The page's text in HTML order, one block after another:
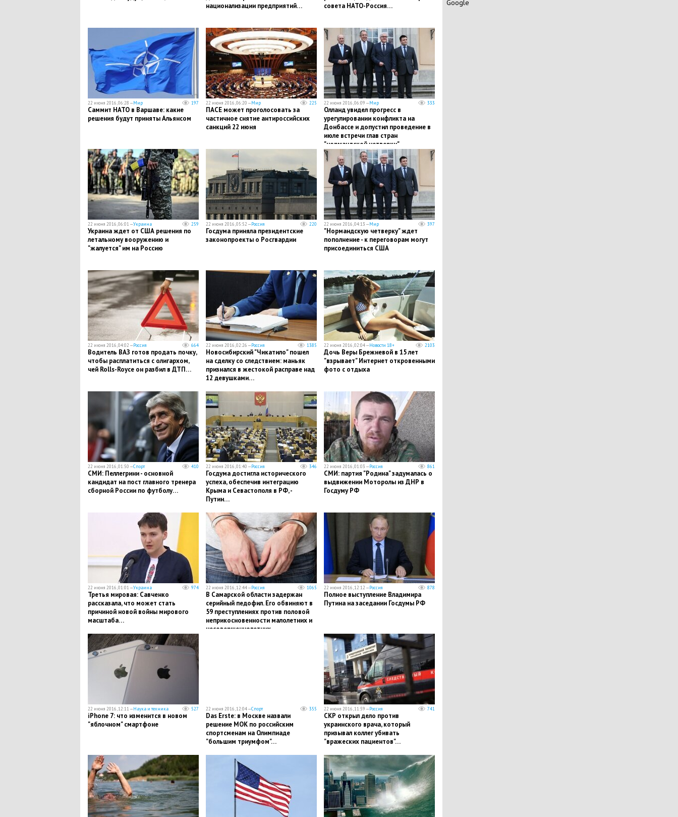
национализации предприятий…
совета НАТО-Россия…
22 июня 2016, 06:28 —Мир 197
Саммит НАТО в Варшаве: какие
решения будут приняты Альянсом
22 июня 2016, 06:20 —Мир 225
ПАСЕ может проголосовать за
частичное снятие антироссийских
санкций 22 июня
22 июня 2016, 06:09 —Мир 333
Олланд увидел прогресс в
урегулировании конфликта на
Донбассе и допустил проведение в
июле встречи глав стран
"нормандской четверки"…
22 июня 2016, 06:01 —Украина 259
Украина ждет от США решения по
летальному вооружению и
"жалуется" им на Россию
22 июня 2016, 05:52 —Россия 220
Госдума приняла президентские
законопроекты о Росгвардии
22 июня 2016, 04:13 —Мир 397
"Нормандскую четверку" ждет
пополнение - к переговорам могут
присоединиться США
22 июня 2016, 04:02 —Россия 664
Водитель ВАЗ готов продать почку,
чтобы расплатиться с олигархом,
чей Rolls-Royce он разбил в ДТП…
22 июня 2016, 02:26 —Россия 1385
Новосибирский "Чикатило" пошел
на сделку со следствием: маньяк
признался в жестокой расправе над
12 девушками…
22 июня 2016, 02:04 —Новости 18+ 2103
Дочь Веры Брежневой в 15 лет
"взрывает" Интернет откровенными
фото с отдыха
22 июня 2016, 01:50 —Спорт 410
СМИ: Пеллегрини - основной
кандидат на пост главного тренера
сборной России по футболу…
22 июня 2016, 01:40 —Россия 346
Госдума достигла исторического
успеха, обеспечив интеграцию
Крыма и Севастополя в РФ, -
Путин…
22 июня 2016, 01:03 —Россия 861
СМИ: партия "Родина" задумалась о
выдвижении Моторолы из ДНР в
Госдуму РФ
22 июня 2016, 01:01 —Украина 974
Третья мировая: Савченко
рассказала, что может стать
причиной новой войны мирового
масштаба…
22 июня 2016, 12:44 —Россия 1065
В Самарской области задержан
серийный педофил. Его обвиняют в
59 преступлениях против половой
неприкосновенности малолетних и
несовершеннолетних…
22 июня 2016, 12:12 —Россия 878
Полное выступление Владимира
Путина на заседании Госдумы РФ
22 июня 2016, 12:11 —Наука и техника 527
iPhone 7: что изменится в новом
"яблочном" смартфоне
22 июня 2016, 12:04 —Спорт 355
Das Erste: в Москве назвали
решение МОК по российским
спортсменам на Олимпиаде
"большим триумфом"…
22 июня 2016, 11:59 —Россия 741
СКР открыл дело против
украинского врача, который
призывал коллег убивать
"вражеских пациентов"…
Google